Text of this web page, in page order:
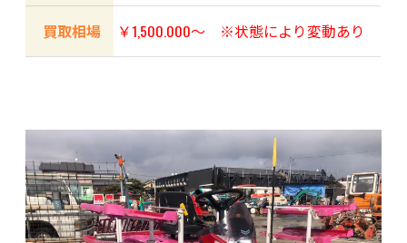
買取相場 ￥1,500.000〜 ※状態により変動あり